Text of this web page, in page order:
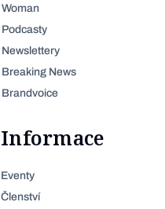
Woman
Podcasty
Newslettery
Breaking News
Brandvoice
Informace
Eventy
Členství